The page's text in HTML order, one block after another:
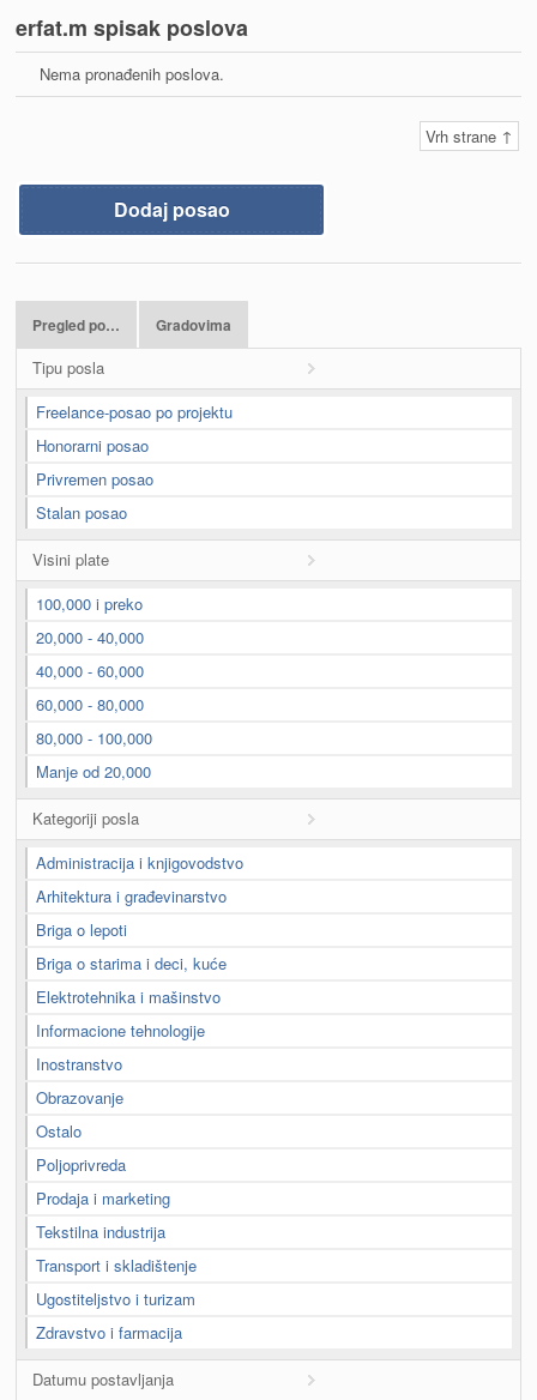
erfat.m spisak poslova
Nema pronađenih poslova.
Vrh strane ↑
Dodaj posao
Pregled po… Gradovima
Tipu posla
Freelance-posao po projektu
Honorarni posao
Privremen posao
Stalan posao
Visini plate
100,000 i preko
20,000 - 40,000
40,000 - 60,000
60,000 - 80,000
80,000 - 100,000
Manje od 20,000
Kategoriji posla
Administracija i knjigovodstvo
Arhitektura i građevinarstvo
Briga o lepoti
Briga o starima i deci, kuće
Elektrotehnika i mašinstvo
Informacione tehnologije
Inostranstvo
Obrazovanje
Ostalo
Poljoprivreda
Prodaja i marketing
Tekstilna industrija
Transport i skladištenje
Ugostiteljstvo i turizam
Zdravstvo i farmacija
Datumu postavljanja